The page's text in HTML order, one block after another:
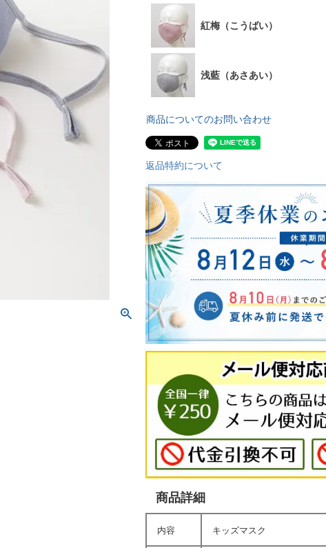
紅梅（こうばい）
浅藍（あさあい）
商品についてのお問い合わせ
返品特約について
商品詳細
内容 キッズマスク